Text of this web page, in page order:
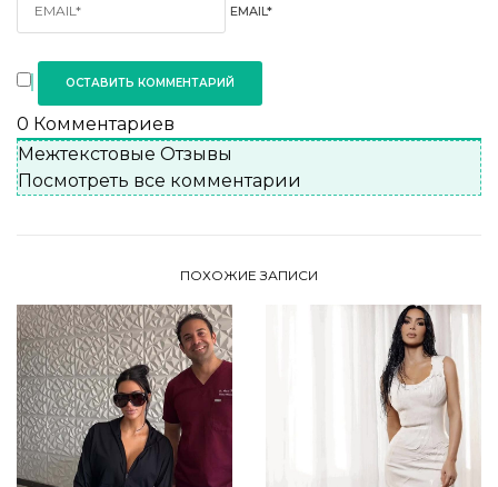
EMAIL*
0 Комментариев
Межтекстовые Отзывы
Посмотреть все комментарии
ПОХОЖИЕ ЗАПИСИ